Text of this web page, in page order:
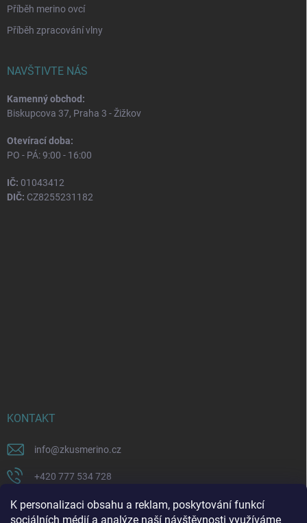
K personalizaci obsahu a reklam, poskytování funkcí
sociálních médií a analýze naší návštěvnosti využíváme
Příběh merino ovcí
Příběh zpracování vlny
NAVŠTIVTE NÁS
Kamenný obchod:
Biskupcova 37, Praha 3 - Žižkov
Otevírací doba:
PO - PÁ: 9:00 - 16:00
IČ: 01043412
DIČ: CZ8255231182
KONTAKT
info@zkusmerino.cz
+420 777 534 728
https://www.facebook.com/zkusmerino/